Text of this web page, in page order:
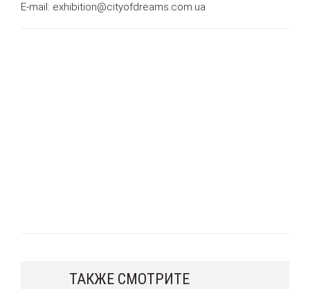
E-mail: exhibition@cityofdreams.com.ua
ТАКЖЕ СМОТРИТЕ